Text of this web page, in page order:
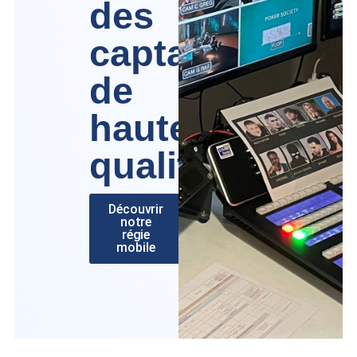
des
captations
de
haute
qualité
Découvrir
notre
régie
mobile